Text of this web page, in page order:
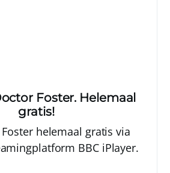
Foster. Helemaal
gratis!
helemaal gratis via
BBC iPlayer.